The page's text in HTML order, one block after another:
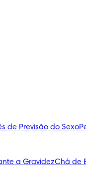
de Previsão do Sexo
a GravidezChá de